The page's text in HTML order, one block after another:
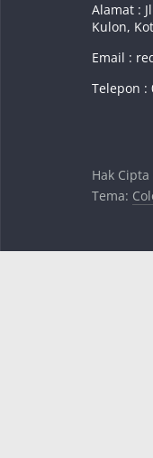
Alamat :
Kulon,
Email :
Telepon :
Hak
Tema: